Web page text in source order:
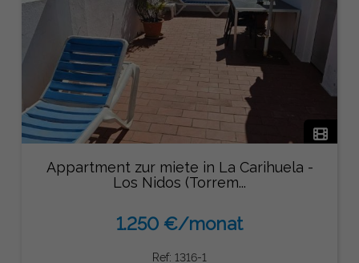
Appartment zur miete in La Carihuela -
Los Nidos (Torrem...
1.250 €/monat
Ref: 1316-1